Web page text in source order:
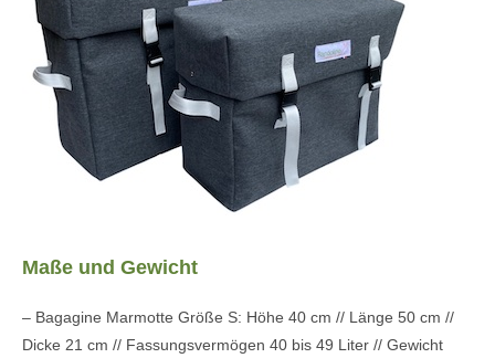
Maße und Gewicht
– Bagagine Marmotte Größe S: Höhe 40 cm // Länge 50 cm //
Dicke 21 cm // Fassungsvermögen 40 bis 49 Liter // Gewicht